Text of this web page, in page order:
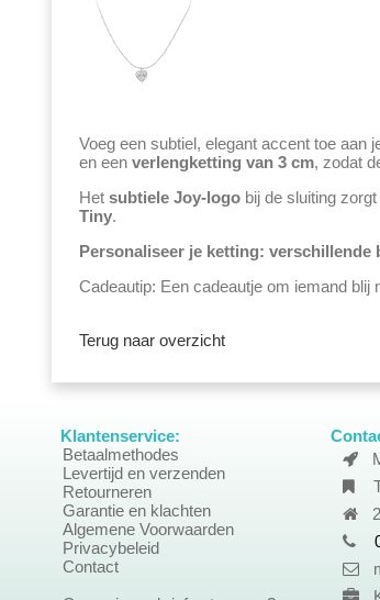
Voeg een subtiel, elegant accent toe aan
en een verlengketting van 3 cm, zodat
Het subtiele Joy-logo bij de sluiting
Tiny.
Personaliseer je ketting: verschillende
Cadeautip: Een cadeautje om iemand
Terug naar overzicht
Klantenservice:
Betaalmethodes
Levertijd en verzenden
Retourneren
Garantie en klachten
Algemene Voorwaarden
Privacybeleid
Contact